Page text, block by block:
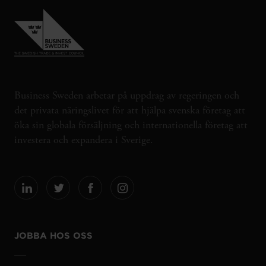
Business Sweden arbetar på uppdrag av regeringen och
det privata näringslivet för att hjälpa svenska företag att
öka sin globala försäljning och internationella företag att
investera och expandera i Sverige.
JOBBA HOS OSS